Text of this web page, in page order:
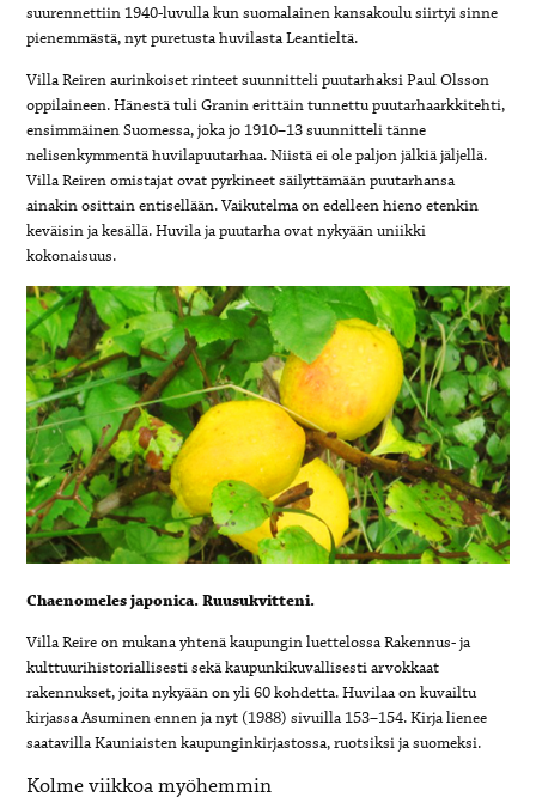
suurennettiin 1940-luvulla kun suomalainen kansakoulu siirtyi sinne
pienemmästä, nyt puretusta huvilasta Leantieltä.
Villa Reiren aurinkoiset rinteet suunnitteli puutarhaksi Paul Olsson
oppilaineen. Hänestä tuli Granin erittäin tunnettu puutarhaarkkitehti,
ensimmäinen Suomessa, joka jo 1910–13 suunnitteli tänne
nelisenkymmentä huvilapuutarhaa. Niistä ei ole paljon jälkiä jäljellä.
Villa Reiren omistajat ovat pyrkineet säilyttämään puutarhansa
ainakin osittain entisellään. Vaikutelma on edelleen hieno etenkin
keväisin ja kesällä. Huvila ja puutarha ovat nykyään uniikki
kokonaisuus.
Chaenomeles japonica. Ruusukvitteni.
Villa Reire on mukana yhtenä kaupungin luettelossa Rakennus- ja
kulttuurihistoriallisesti sekä kaupunkikuvallisesti arvokkaat
rakennukset, joita nykyään on yli 60 kohdetta. Huvilaa on kuvailtu
kirjassa Asuminen ennen ja nyt (1988) sivuilla 153–154. Kirja lienee
saatavilla Kauniaisten kaupunginkirjastossa, ruotsiksi ja suomeksi.
Kolme viikkoa myöhemmin